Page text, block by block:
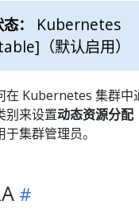
：
Kubernetes
（默认启用）
在 Kubernetes 集群中
别来设置动态资源分配
集群管理员。